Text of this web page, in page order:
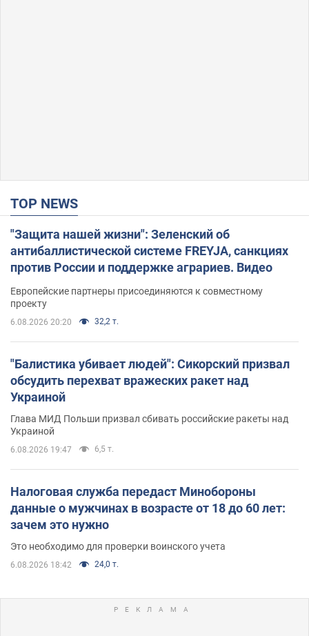
TOP NEWS
"Защита нашей жизни": Зеленский об
антибаллистической системе FREYJA, санкциях
против России и поддержке аграриев. Видео
Европейские партнеры присоединяются к совместному
проекту
6.08.2026 20:20 32,2 т.
"Балистика убивает людей": Сикорский призвал
обсудить перехват вражеских ракет над
Украиной
Глава МИД Польши призвал сбивать российские ракеты над
Украиной
6.08.2026 19:47 6,5 т.
Налоговая служба передаст Минобороны
данные о мужчинах в возрасте от 18 до 60 лет:
зачем это нужно
Это необходимо для проверки воинского учета
6.08.2026 18:42 24,0 т.